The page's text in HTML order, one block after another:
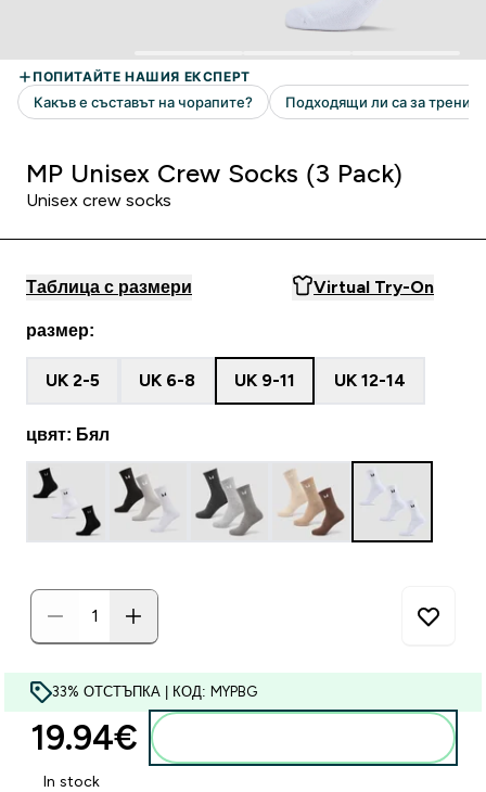
MP Unisex Crew Socks (3 Pack)
Unisex crew socks
Таблица с размери Virtual Try-On
размер:
UK 2-5 UK 6-8 UK 9-11 UK 12-14
цвят: Бял
33% ОТСТЪПКА | КОД: MYPBG
19.94€‎
In stock